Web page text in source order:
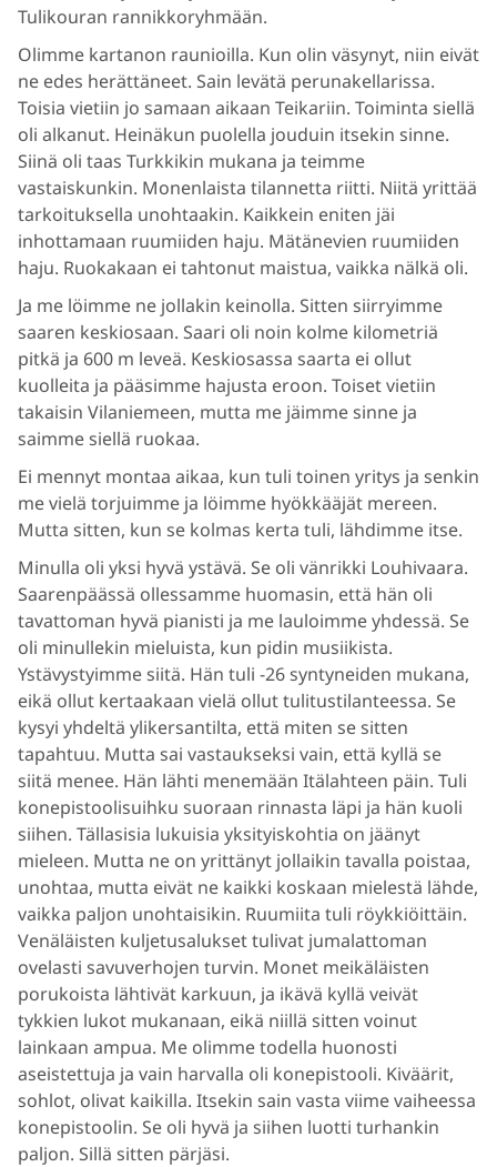
Tulikouran rannikkoryhmään.
Olimme kartanon raunioilla. Kun olin väsynyt, niin eivät
ne edes herättäneet. Sain levätä perunakellarissa.
Toisia vietiin jo samaan aikaan Teikariin. Toiminta siellä
oli alkanut. Heinäkun puolella jouduin itsekin sinne.
Siinä oli taas Turkkikin mukana ja teimme
vastaiskunkin. Monenlaista tilannetta riitti. Niitä yrittää
tarkoituksella unohtaakin. Kaikkein eniten jäi
inhottamaan ruumiiden haju. Mätänevien ruumiiden
haju. Ruokakaan ei tahtonut maistua, vaikka nälkä oli.
Ja me löimme ne jollakin keinolla. Sitten siirryimme
saaren keskiosaan. Saari oli noin kolme kilometriä
pitkä ja 600 m leveä. Keskiosassa saarta ei ollut
kuolleita ja pääsimme hajusta eroon. Toiset vietiin
takaisin Vilaniemeen, mutta me jäimme sinne ja
saimme siellä ruokaa.
Ei mennyt montaa aikaa, kun tuli toinen yritys ja senkin
me vielä torjuimme ja löimme hyökkääjät mereen.
Mutta sitten, kun se kolmas kerta tuli, lähdimme itse.
Minulla oli yksi hyvä ystävä. Se oli vänrikki Louhivaara.
Saarenpäässä ollessamme huomasin, että hän oli
tavattoman hyvä pianisti ja me lauloimme yhdessä. Se
oli minullekin mieluista, kun pidin musiikista.
Ystävystyimme siitä. Hän tuli -26 syntyneiden mukana,
eikä ollut kertaakaan vielä ollut tulitustilanteessa. Se
kysyi yhdeltä ylikersantilta, että miten se sitten
tapahtuu. Mutta sai vastaukseksi vain, että kyllä se
siitä menee. Hän lähti menemään Itälahteen päin. Tuli
konepistoolisuihku suoraan rinnasta läpi ja hän kuoli
siihen. Tällasisia lukuisia yksityiskohtia on jäänyt
mieleen. Mutta ne on yrittänyt jollaikin tavalla poistaa,
unohtaa, mutta eivät ne kaikki koskaan mielestä lähde,
vaikka paljon unohtaisikin. Ruumiita tuli röykkiöittäin.
Venäläisten kuljetusalukset tulivat jumalattoman
ovelasti savuverhojen turvin. Monet meikäläisten
porukoista lähtivät karkuun, ja ikävä kyllä veivät
tykkien lukot mukanaan, eikä niillä sitten voinut
lainkaan ampua. Me olimme todella huonosti
aseistettuja ja vain harvalla oli konepistooli. Kiväärit,
sohlot, olivat kaikilla. Itsekin sain vasta viime vaiheessa
konepistoolin. Se oli hyvä ja siihen luotti turhankin
paljon. Sillä sitten pärjäsi.